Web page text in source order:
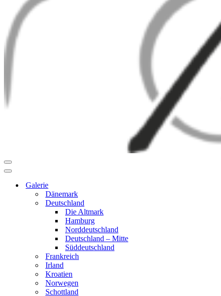
Navigationsmenü
Navigationsmenü
Galerie
Dänemark
Deutschland
Die Altmark
Hamburg
Norddeutschland
Deutschland – Mitte
Süddeutschland
Frankreich
Irland
Kroatien
Norwegen
Schottland